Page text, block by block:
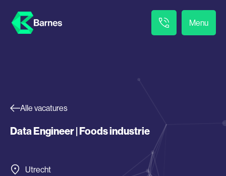
Menu
Alle vacatures
Data Engineer | Foods industrie
Utrecht